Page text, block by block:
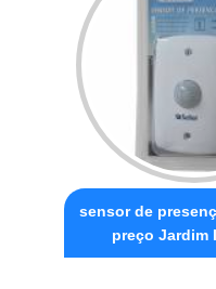
sensor de
preço Jardim